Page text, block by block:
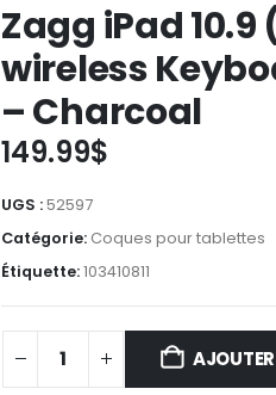
Zagg iPad 10.9
wireless
– Charcoal
149.99$
UGS :52597
Catégorie: Coques pour tablettes
Étiquette:103410811